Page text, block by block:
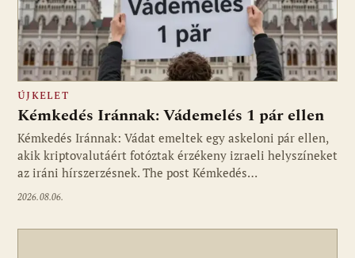
ÚJKELET
Kémkedés Iránnak: Vádemelés 1 pár ellen
Kémkedés Iránnak: Vádat emeltek egy askeloni pár ellen,
akik kriptovalutáért fotóztak érzékeny izraeli helyszíneket
az iráni hírszerzésnek. The post Kémkedés…
2026.08.06.